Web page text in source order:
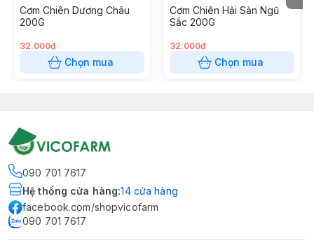
Cơm Chiên Dương Châu
200G
32.000đ
Chọn mua
Cơm Chiên Hải Sản Ngũ
Sắc 200G
32.000đ
Chọn mua
090 701 7617
Hệ thống cửa hàng:14 cửa hàng
facebook.com/shopvicofarm
090 701 7617